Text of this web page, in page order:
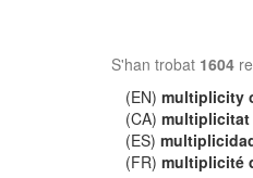
S'han trobat 1604
(EN)multiplicity
(CA)multiplicitat
(ES)
(FR)multiplicité